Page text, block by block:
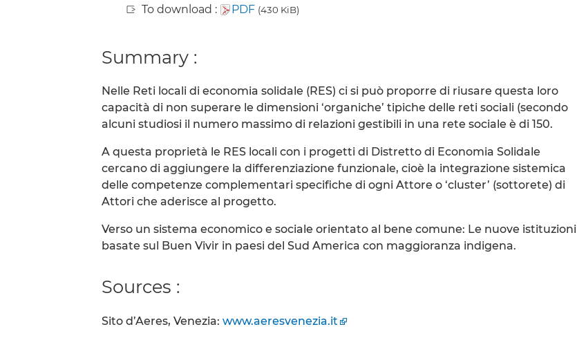
To download :
PDF (430 KiB)
Summary :
Nelle Reti locali di economia solidale (RES) ci si può proporre di riusare questa loro
capacità di non superare le dimensioni ‘organiche’ tipiche delle reti sociali (secondo
alcuni studiosi il numero massimo di relazioni gestibili in una rete sociale è di 150.
A questa proprietà le RES locali con i progetti di Distretto di Economia Solidale
cercano di aggiungere la differenziazione funzionale, cioè la integrazione sistemica
delle competenze complementari specifiche di ogni Attore o ‘cluster’ (sottorete) di
Attori che aderisce al progetto.
Verso un sistema economico e sociale orientato al bene comune: Le nuove istituzioni
basate sul Buen Vivir in paesi del Sud America con maggioranza indigena.
Sources :
Sito d’Aeres, Venezia: www.aeresvenezia.it